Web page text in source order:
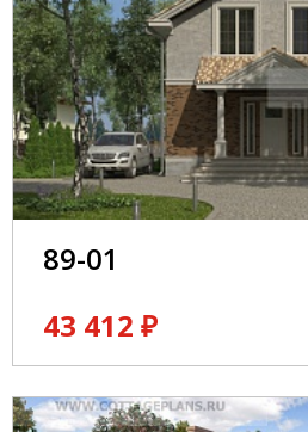
89-01
43 412 ₽